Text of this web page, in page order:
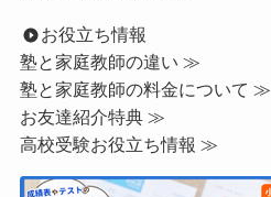
お役立ち情報
塾と家庭教師の違い ≫
塾と家庭教師の料金について ≫
お友達紹介特典 ≫
高校受験お役立ち情報 ≫